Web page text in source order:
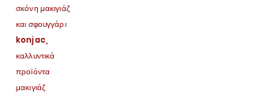
σκόνη μακιγιάζ
και σφουγγάρι
konjac,
καλλυντικά
προϊόντα
μακιγιάζ